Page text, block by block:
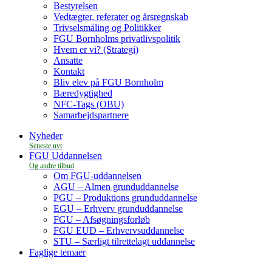
Bestyrelsen
Vedtægter, referater og årsregnskab
Trivselsmåling og Politikker
FGU Bornholms privatlivspolitik
Hvem er vi? (Strategi)
Ansatte
Kontakt
Bliv elev på FGU Bornholm
Bæredygtighed
NFC-Tags (OBU)
Samarbejdspartnere
Nyheder
FGU Uddannelsen
Om FGU-uddannelsen
AGU – Almen grunduddannelse
PGU – Produktions grunduddannelse
EGU – Erhverv grunduddannelse
FGU – Afsøgningsforløb
FGU EUD – Erhvervsuddannelse
STU – Særligt tilrettelagt uddannelse
Faglige temaer